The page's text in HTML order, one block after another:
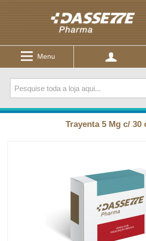
Menu
Trayenta 5 Mg c/ 30